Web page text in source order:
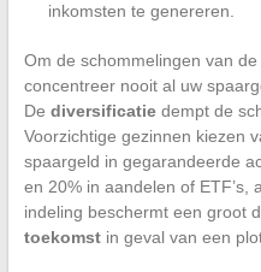
inkomsten te genereren.
Om de schommelingen van de
concentreer nooit al uw
De diversificatiedempt de
Voorzichtige gezinnen kiezen
spaargeld in gegarandeerde
en 20% in aandelen of ETF’s,
indeling beschermt een groot
toekomstin geval van een